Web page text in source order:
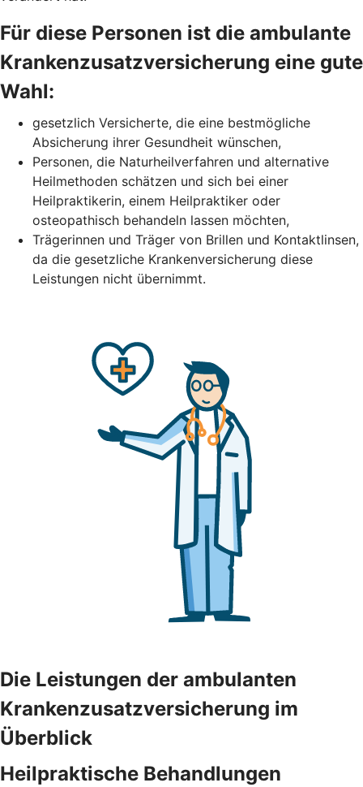
Für diese Personen ist die ambulante
Krankenzusatzversicherung eine gute
Wahl:
gesetzlich Versicherte, die eine bestmögliche
Absicherung ihrer Gesundheit wünschen,
Personen, die Naturheilverfahren und alternative
Heilmethoden schätzen und sich bei einer
Heilpraktikerin, einem Heilpraktiker oder
osteopathisch behandeln lassen möchten,
Trägerinnen und Träger von Brillen und Kontaktlinsen,
da die gesetzliche Krankenversicherung diese
Leistungen nicht übernimmt.
Die Leistungen der ambulanten
Krankenzusatzversicherung im
Überblick
Heilpraktische Behandlungen